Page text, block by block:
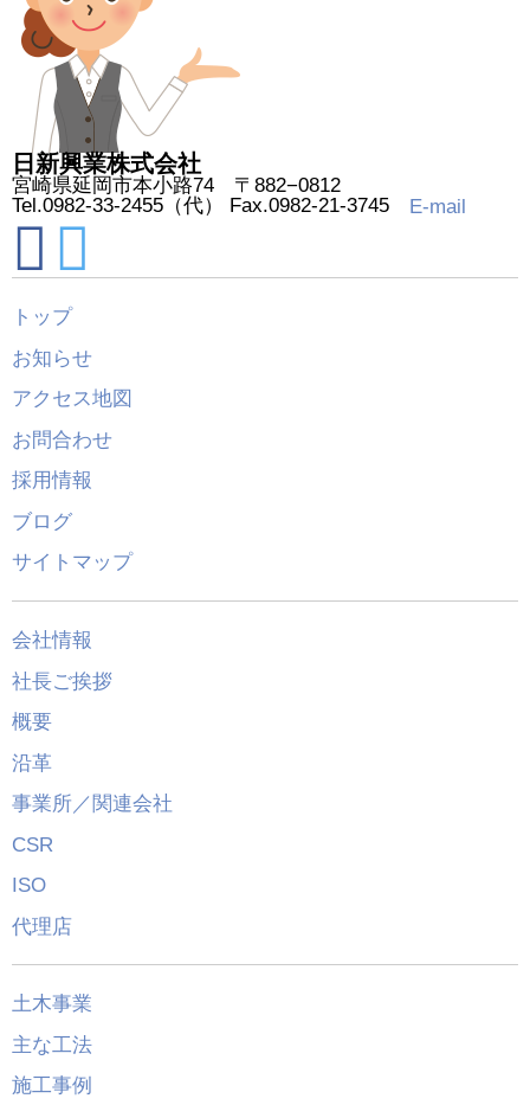
日新興業株式会社
宮崎県延岡市本小路74 〒882−0812
Tel.0982-33-2455（代） Fax.0982-21-3745
E-mail
トップ
お知らせ
アクセス地図
お問合わせ
採用情報
ブログ
サイトマップ
会社情報
社長ご挨拶
概要
沿革
事業所／関連会社
CSR
ISO
代理店
土木事業
主な工法
施工事例